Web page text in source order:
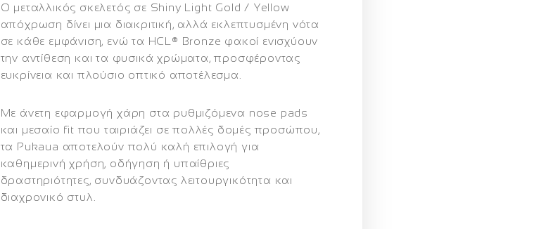
Ο μεταλλικός σκελετός σε Shiny Light Gold / Yellow
απόχρωση δίνει μια διακριτική, αλλά εκλεπτυσμένη νότα
σε κάθε εμφάνιση, ενώ τα HCL® Bronze φακοί ενισχύουν
την αντίθεση και τα φυσικά χρώματα, προσφέροντας
ευκρίνεια και πλούσιο οπτικό αποτέλεσμα.
Με άνετη εφαρμογή χάρη στα ρυθμιζόμενα nose pads
και μεσαίο fit που ταιριάζει σε πολλές δομές προσώπου,
τα Pukaua αποτελούν πολύ καλή επιλογή για
καθημερινή χρήση, οδήγηση ή υπαίθριες
δραστηριότητες, συνδυάζοντας λειτουργικότητα και
διαχρονικό στυλ.